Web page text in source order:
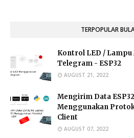
TERPOPULAR
Kontrol LED /
Telegram - ESP32
AUGUST 21, 2022
Mengirim Data
Menggunakan
Client
AUGUST 07, 2022